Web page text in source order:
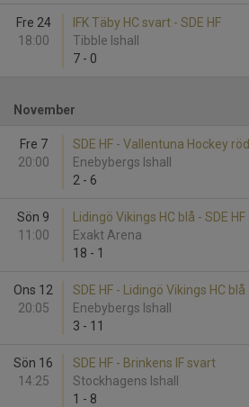
Fre 24
18:00
IFK Täby HC svart - SDE HF
Tibble Ishall
7 - 0
November
Fre 7
20:00
SDE HF - Vallentuna Hockey röd
Enebybergs Ishall
2 - 6
Sön 9
11:00
Lidingö Vikings HC blå - SDE HF
Exakt Arena
18 - 1
Ons 12
20:05
SDE HF - Lidingö Vikings HC blå
Enebybergs Ishall
3 - 11
Sön 16
14:25
SDE HF - Brinkens IF svart
Stockhagens Ishall
1 - 8